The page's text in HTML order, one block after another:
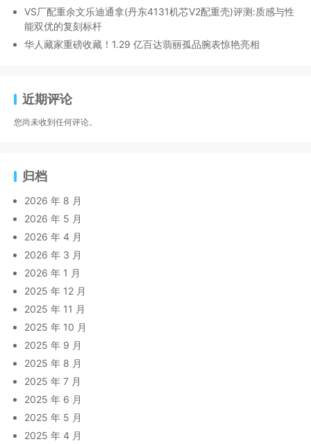
VS厂配重余文乐迪通拿(丹东4131机芯V2配重壳)评测:质感与性
能双优的复刻标杆
华人藏家重磅收藏！1.29 亿百达翡丽孤品腕表惊艳亮相
近期评论
您尚未收到任何评论。
归档
2026 年 8 月
2026 年 5 月
2026 年 4 月
2026 年 3 月
2026 年 1 月
2025 年 12 月
2025 年 11 月
2025 年 10 月
2025 年 9 月
2025 年 8 月
2025 年 7 月
2025 年 6 月
2025 年 5 月
2025 年 4 月